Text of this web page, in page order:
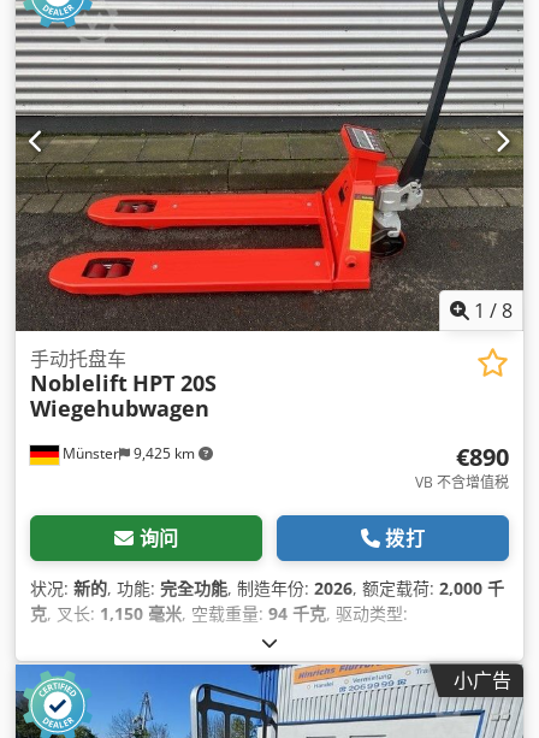
1 /8
Münster 9,425 km
手动托盘车
Noblelift HPT 20S
Wiegehubwagen
€890
VB 不含增值税
询问 拨打
状况: 新的, 功能: 完全功能, 制造年份: 2026, 额定载荷: 2,000 千
克, 叉长: 1,150 毫米, 空载重量: 94 千克, 驱动类型:
小广告